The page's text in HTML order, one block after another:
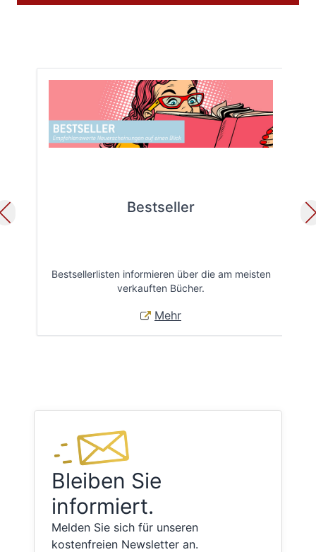
Bestseller
Bestsellerlisten informieren über die am meisten
verkauften Bücher.
Mehr
Bleiben Sie
informiert.
Melden Sie sich für unseren
kostenfreien Newsletter an.